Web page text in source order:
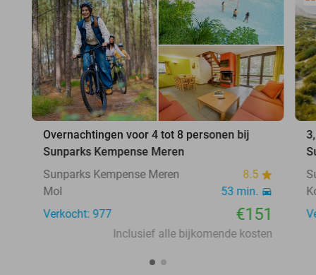
Overnachtingen voor 4 tot 8 personen bij
Sunparks Kempense Meren
Sunparks Kempense Meren
8.5
Mol
53 min.
Verkocht: 977
€151
Inclusief alle bijkomende kosten